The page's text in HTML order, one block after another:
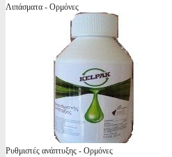
Λιπάσματα - Ορμόνες
Ρυθμιστές ανάπτυξης - Ορμόνες